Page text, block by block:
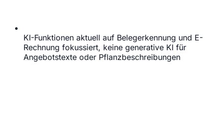
KI-Funktionen aktuell auf Belegerkennung und E-
Rechnung fokussiert, keine generative KI für
Angebotstexte oder Pflanzbeschreibungen